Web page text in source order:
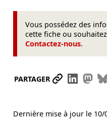
Vous possédez des
cette fiche ou
Contactez-nous.
PARTAGER Partager
Dernière mise à jour le 10/